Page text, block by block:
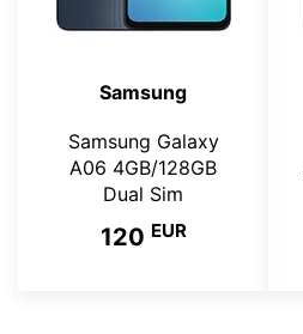
Samsung
Samsung Galaxy
A06 4GB/128GB
Dual Sim
120 EUR